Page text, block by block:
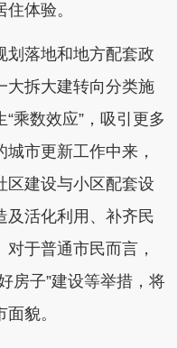
体验。
落地和地方配套政
大拆大建转向分类施
乘数效应”，吸引更多
市更新工作中来，
区建设与小区配套设
及活化利用、补齐民
于普通市民而言，
房子”建设等举措，将
貌。